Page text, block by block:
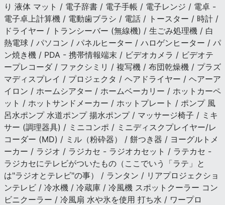
り 液体 マット / 電子辞書 / 電子手帳 / 電子レンジ / 電卓 -
電子卓上計算機 / 電動歯ブラシ / 電話 / トースター / 時計 /
ドライヤー / トランシーバー (無線機) / 生ごみ処理機 / 白
熱電球 / パソコン / パネルヒーター / ハロゲンヒーター / パ
ン焼き機 / PDA - 携帯情報端末 / ビデオカメラ / ビデオテ
ープレコーダ / ファクシミリ / 複写機 / 布団乾燥機 / プラズ
マディスプレイ / プロジェクタ / ヘアドライヤー / ヘアーア
イロン / ホームシアター / ホームベーカリー / ホットカーペ
ット / ホットサンドメーカー / ホットプレート / ポンプ 風
呂水ポンプ 水道ポンプ 揚水ポンプ / マッサージ椅子 / ミキ
サー (調理器具) / ミニコンポ / ミニディスクプレイヤー/レ
コーダー (MD) / ミル（粉砕器） / 餅つき器 / ヨーグルトメ
ーカー / ラジオ / ラジカセ - ラジオカセット / ラテカセ -
ラジカセにテレビがついたもの（ここでいう「ラテ」と
は"ラジオとテレビ"の事） / ランタン / リアプロジェクショ
ンテレビ / 冷水機 / 冷蔵庫 / 冷風機 スポットクーラー コン
ビニクーラー / 冷風扇 水や氷を使用 打ち水 / ワープロ